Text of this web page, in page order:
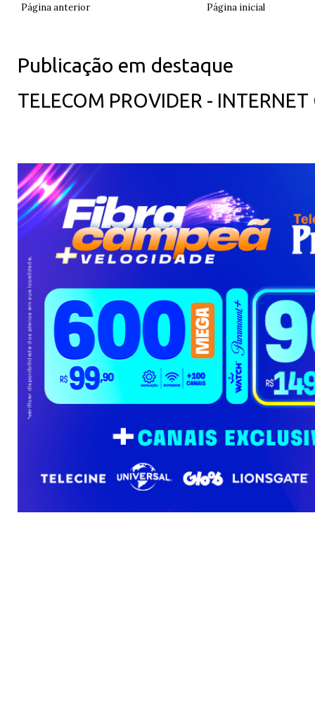
Página anterior Página inicial
Publicação em destaque
TELECOM PROVIDER -